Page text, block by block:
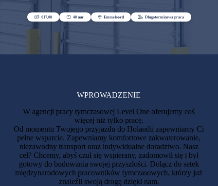
WPROWADZENIE
W agencji pracy tymczasowej Level One oferujemy coś
więcej niż tylko pracę.
Od momentu Twojego przyjazdu do Holandii zapewniamy Ci
pełne wsparcie. Zapewniamy komfortowe zakwaterowanie,
niezawodny transport oraz indywidualne doradztwo. Nasz
cel? Chcemy, abyś czuł się wspierany, zadomowił się i był
gotowy do budowania swojej przyszłości. Dołącz do setek
międzynarodowych pracowników tymczasowych, którzy już
znaleźli swoją drogę dzięki nam.